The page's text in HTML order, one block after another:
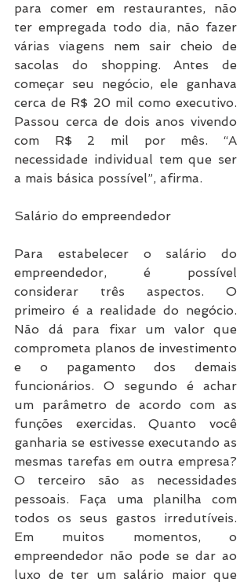
para comer em restaurantes, não
ter empregada todo dia, não fazer
várias viagens nem sair cheio de
sacolas do shopping. Antes de
começar seu negócio, ele ganhava
cerca de R$ 20 mil como executivo.
Passou cerca de dois anos vivendo
com R$ 2 mil por mês. “A
necessidade individual tem que ser
a mais básica possível”, afirma.
Salário do empreendedor
Para estabelecer o salário do
empreendedor, é possível
considerar três aspectos. O
primeiro é a realidade do negócio.
Não dá para fixar um valor que
comprometa planos de investimento
e o pagamento dos demais
funcionários. O segundo é achar
um parâmetro de acordo com as
funções exercidas. Quanto você
ganharia se estivesse executando as
mesmas tarefas em outra empresa?
O terceiro são as necessidades
pessoais. Faça uma planilha com
todos os seus gastos irredutíveis.
Em muitos momentos, o
empreendedor não pode se dar ao
luxo de ter um salário maior que